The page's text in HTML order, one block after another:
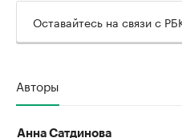
Оставайтесь на связи с
Авторы
Анна Сатдинова